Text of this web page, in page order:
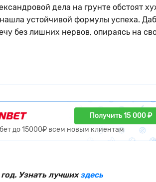
дела на грунте обстоят
устойчивой формулы успеха.
без лишних нервов, опираясь на
Получить 15 000 ₽
до 15000₽ всем новым клиентам
Узнать лучшихздесь